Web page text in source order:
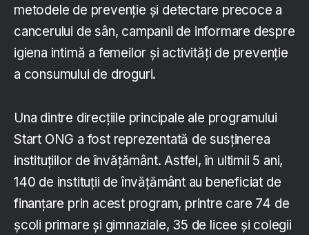
metodele de prevenție și detectare precoce a
cancerului de sân, campanii de informare despre
igiena intimă a femeilor și activități de prevenție
a consumului de droguri.
Una dintre direcțiile principale ale programului
Start ONG a fost reprezentată de susținerea
instituțiilor de învățământ. Astfel, în ultimii 5 ani,
140 de instituții de învățământ au beneficiat de
finanțare prin acest program, printre care 74 de
școli primare și gimnaziale, 35 de licee și colegii